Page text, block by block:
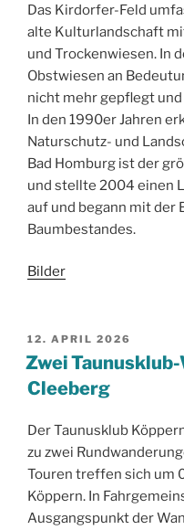
Das Kirdorfer-Feld
alte Kulturlandschaft
und Trockenwiesen. In
Obstwiesen an
nicht mehr gepflegt
In den 1990er Jahren
Naturschutz- und
Bad Homburg ist der
und stellte 2004 einen
auf und begann mit der
Baumbestandes.
Bilder
VERÖFFENTLICHT
AM
12. APRIL 2026
Zwei
Cleeberg
Der Taunusklub
zu zwei
Touren treffen sich um
Köppern. In
Ausgangspunkt der